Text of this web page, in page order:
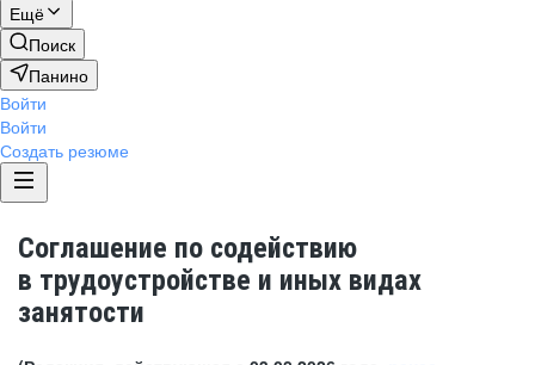
Ещё
Поиск
Панино
Войти
Войти
Создать резюме
Соглашение по содействию
в трудоустройстве и иных видах
занятости